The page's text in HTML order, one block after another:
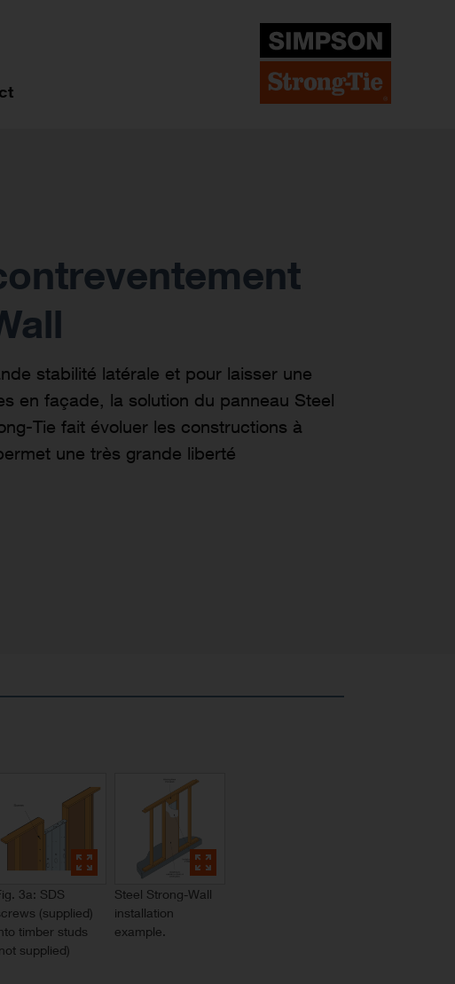
stabilité latérale et pour laisser une
en façade, la solution du panneau Steel
Tie fait évoluer les constructions à
une très grande liberté
3a: SDS
(supplied)
timber studs
supplied)
Steel Strong-Wall
installation
example.